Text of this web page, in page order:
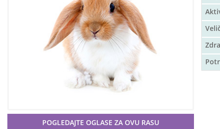
POGLEDAJTE OGLASE ZA OVU RASU